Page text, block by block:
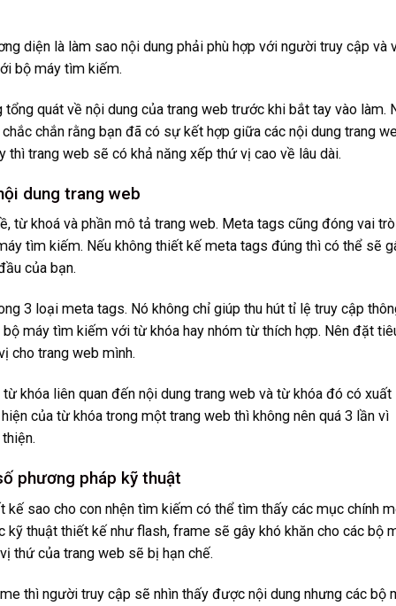
diện là làm sao nội dung phải phù hợp với người truy cập và
bộ máy tìm kiếm.
quát về nội dung của trang web trước khi bắt tay vào làm.
chắn rằng bạn đã có sự kết hợp giữa các nội dung trang
trang web sẽ có khả năng xếp thứ vị cao về lâu dài.
dung trang web
từ khoá và phần mô tả trang web. Meta tags cũng đóng vai
tìm kiếm. Nếu không thiết kế meta tags đúng thì có thể sẽ
của bạn.
3 loại meta tags. Nó không chỉ giúp thu hút tỉ lệ truy cập
máy tìm kiếm với từ khóa hay nhóm từ thích hợp. Nên đặt
cho trang web mình.
khóa liên quan đến nội dung trang web và từ khóa đó có xuất
của từ khóa trong một trang web thì không nên quá 3 lần vì
phương pháp kỹ thuật
sao cho con nhện tìm kiếm có thể tìm thấy các mục chính
kỹ thuật thiết kế như flash, frame sẽ gây khó khăn cho các bộ
thứ của trang web sẽ bị hạn chế.
thì người truy cập sẽ nhìn thấy được nội dung nhưng các bộ